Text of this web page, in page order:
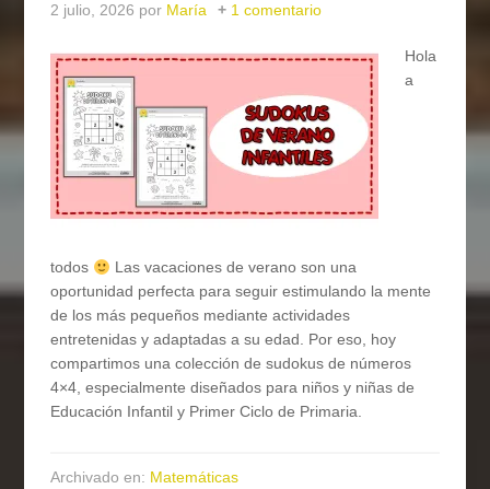
2 julio, 2026 por María 1 comentario
Hola
a
todos
Las vacaciones de verano son una
oportunidad perfecta para seguir estimulando la mente
de los más pequeños mediante actividades
entretenidas y adaptadas a su edad. Por eso, hoy
compartimos una colección de sudokus de números
4×4, especialmente diseñados para niños y niñas de
Educación Infantil y Primer Ciclo de Primaria.
Archivado en: Matemáticas